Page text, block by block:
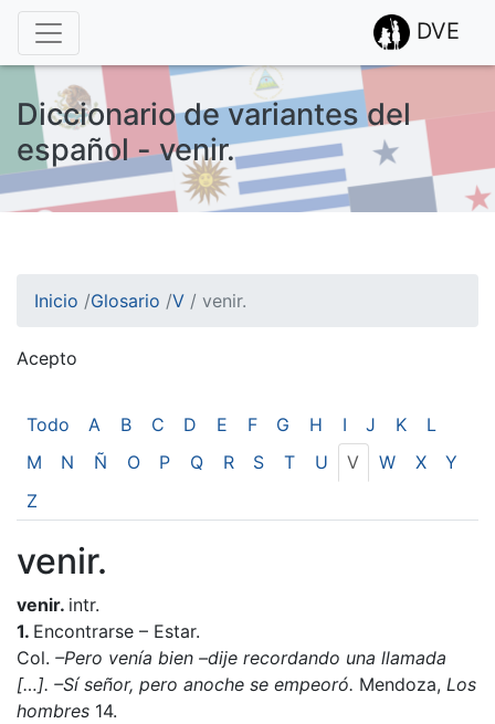
DVE
Diccionario de variantes del
español - venir.
Inicio /Glosario /V / venir.
Acepto
Todo A B C D E F G H I J K
L
M
N Ñ O P Q R S T U V W X
Y
Z
venir.
venir. intr.
1. Encontrarse – Estar.
Col. –Pero venía bien –dije recordando una llamada
[…]. –Sí señor, pero anoche se empeoró. Mendoza, Los
hombres 14.